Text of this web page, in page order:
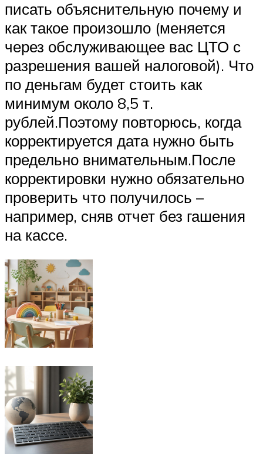
писать объяснительную почему и
как такое произошло (меняется
через обслуживающее вас ЦТО с
разрешения вашей налоговой). Что
по деньгам будет стоить как
минимум около 8,5 т.
рублей.Поэтому повторюсь, когда
корректируется дата нужно быть
предельно внимательным.После
корректировки нужно обязательно
проверить что получилось –
например, сняв отчет без гашения
на кассе.